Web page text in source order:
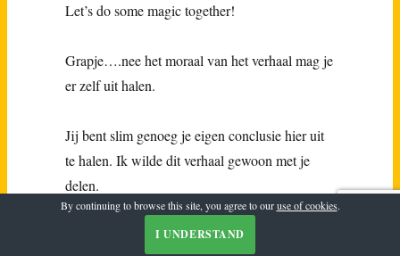
Let’s do some magic together!
Grapje….nee het moraal van het verhaal mag je
er zelf uit halen.
Jij bent slim genoeg je eigen conclusie hier uit
te halen. Ik wilde dit verhaal gewoon met je
delen.
P.S: Ben ik in staat geweest om je te laten
By continuing to browse this site, you agree to ouruse of cookies.
I UNDERSTAND